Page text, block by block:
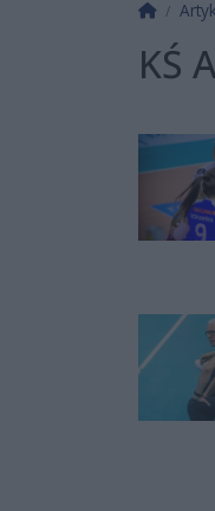
Strona
KŚ